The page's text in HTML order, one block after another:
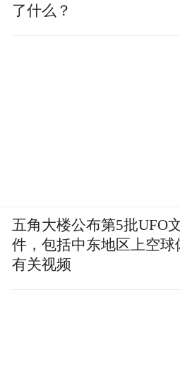
了什么？
五角大楼公布第5批UFO
件，包括中东地区上空球
有关视频